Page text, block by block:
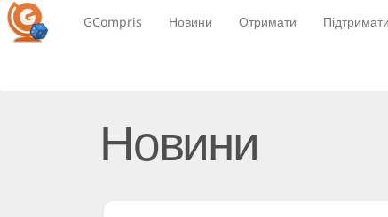
GCompris Новини Отримати
Новини